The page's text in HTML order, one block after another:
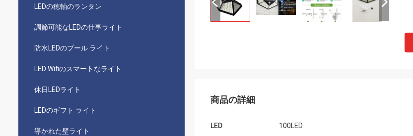
LEDの穂軸のランタン
調節可能なLEDの仕事ライト
防水LEDのプール ライト
LED Wifiのスマートなライト
休日LEDライト
LEDのギフト ライト
導かれた壁ライト
商品の詳細
LED 100LED